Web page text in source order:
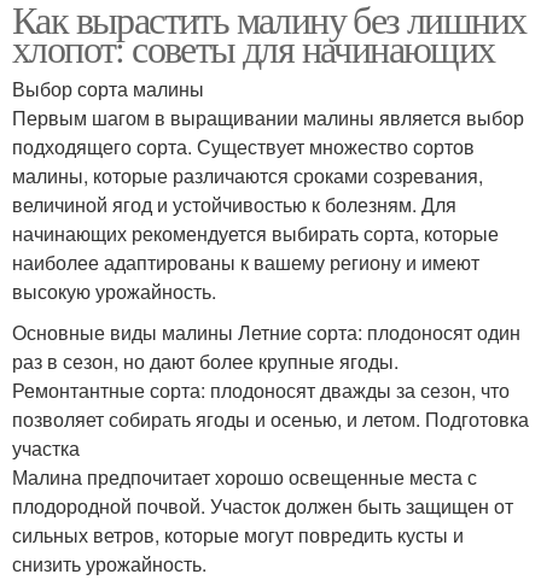
Как вырастить малину без лишних
хлопот: советы для начинающих
Выбор сорта малины
Первым шагом в выращивании малины является выбор
подходящего сорта. Существует множество сортов
малины, которые различаются сроками созревания,
величиной ягод и устойчивостью к болезням. Для
начинающих рекомендуется выбирать сорта, которые
наиболее адаптированы к вашему региону и имеют
высокую урожайность.
Основные виды малины Летние сорта: плодоносят один
раз в сезон, но дают более крупные ягоды.
Ремонтантные сорта: плодоносят дважды за сезон, что
позволяет собирать ягоды и осенью, и летом. Подготовка
участка
Малина предпочитает хорошо освещенные места с
плодородной почвой. Участок должен быть защищен от
сильных ветров, которые могут повредить кусты и
снизить урожайность.